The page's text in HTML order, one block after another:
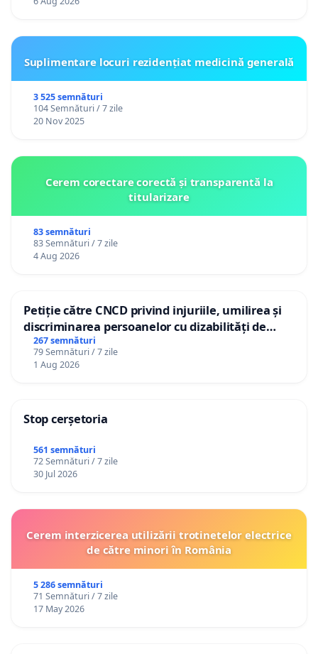
Suplimentare locuri rezidențiat medicină generală
3 525 semnături
104 Semnături / 7 zile
20 Nov 2025
Cerem corectare corectă și transparentă la
titularizare
83 semnături
83 Semnături / 7 zile
4 Aug 2026
Petiție către CNCD privind injuriile, umilirea și
discriminarea persoanelor cu dizabilități de
către utilizatorul TikTok „Gorici”
267 semnături
79 Semnături / 7 zile
1 Aug 2026
Stop cerșetoria
561 semnături
72 Semnături / 7 zile
30 Jul 2026
Cerem interzicerea utilizării trotinetelor electrice
de către minori în România
5 286 semnături
71 Semnături / 7 zile
17 May 2026